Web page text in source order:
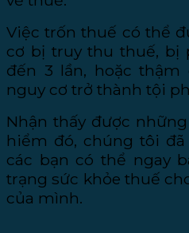
Việc trốn thuế có thể
cơ bị truy thu thuế, bị
đến 3 lần, hoặc
nguy cơ trở thành tội
Nhận thấy được
hiểm đó, chúng tôi
các bạn có thể ngay
trạng sức khỏe thuế
của mình.